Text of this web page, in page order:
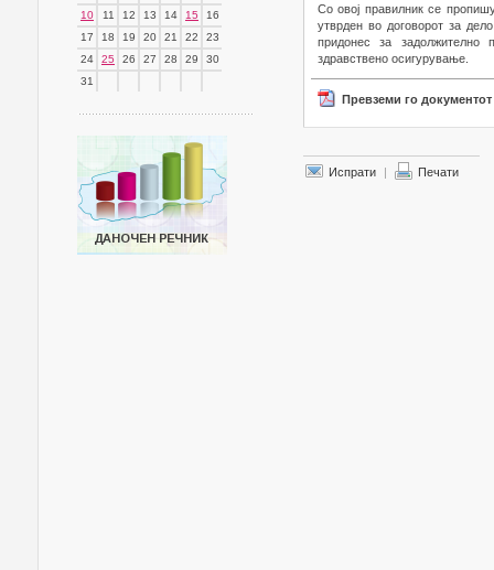
10
11 12 13 14 15
16
17
18 19 20 21 22
23
24
25 26 27 28 29
30
31
Со овој правилник се
утврден во договорот за
придонес за задолжително
здравствено осигурување.
Превземи го документот
Испрати | Печати